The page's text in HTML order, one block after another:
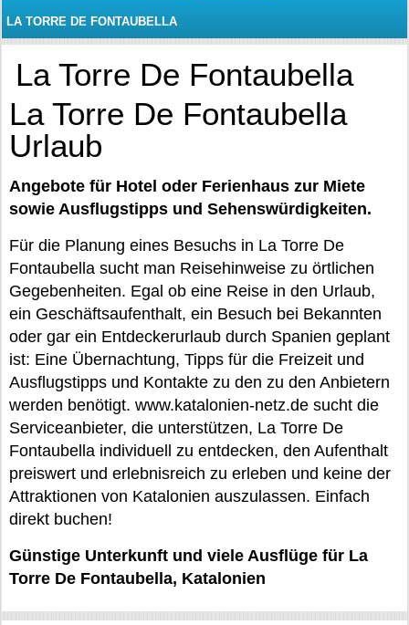
LA TORRE DE FONTAUBELLA
La Torre De Fontaubella
La Torre De Fontaubella
Urlaub
Angebote für Hotel oder Ferienhaus zur Miete
sowie Ausflugstipps und Sehenswürdigkeiten.
Für die Planung eines Besuchs in La Torre De
Fontaubella sucht man Reisehinweise zu örtlichen
Gegebenheiten. Egal ob eine Reise in den Urlaub,
ein Geschäftsaufenthalt, ein Besuch bei Bekannten
oder gar ein Entdeckerurlaub durch Spanien geplant
ist: Eine Übernachtung, Tipps für die Freizeit und
Ausflugstipps und Kontakte zu den zu den Anbietern
werden benötigt. www.katalonien-netz.de sucht die
Serviceanbieter, die unterstützen, La Torre De
Fontaubella individuell zu entdecken, den Aufenthalt
preiswert und erlebnisreich zu erleben und keine der
Attraktionen von Katalonien auszulassen. Einfach
direkt buchen!
Günstige Unterkunft und viele Ausflüge für La
Torre De Fontaubella, Katalonien